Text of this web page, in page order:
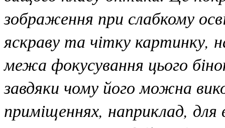
зображення при слабкому
яскраву та чітку картинку,
межа фокусування цього
завдяки чому його можна
приміщеннях, наприклад, для